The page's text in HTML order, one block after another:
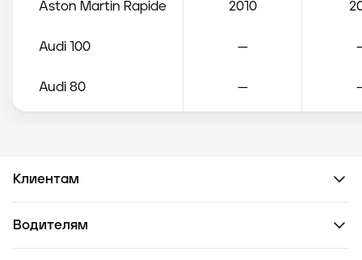
Aston Martin Rapide 2010
Audi 100 —
Audi 80 —
Audi A3 Sportback 2010
Клиентам
Водителям